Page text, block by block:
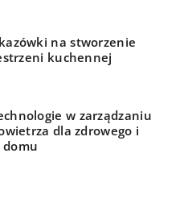
na stworzenie
kuchennej
w zarządzaniu
dla zdrowego i